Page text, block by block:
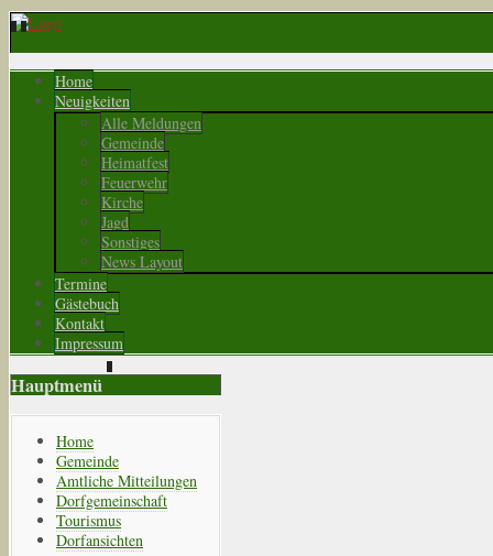
Home
Neuigkeiten
Alle Meldungen
Gemeinde
Heimatfest
Feuerwehr
Kirche
Jagd
Sonstiges
News Layout
Termine
Gästebuch
Kontakt
Impressum
Hauptmenü
Home
Gemeinde
Amtliche Mitteilungen
Dorfgemeinschaft
Tourismus
Dorfansichten